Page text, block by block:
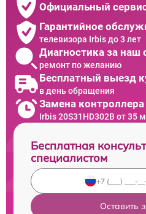
Официальный
Гарантийное
телевизора Irbis до 3 лет
Диагностика за наш
ремонт по желанию
Бесплатный выезд
в день обращения
Замена контроллера
Irbis 20S31HD302B от 35
Бесплатная
специалистом
Оставить